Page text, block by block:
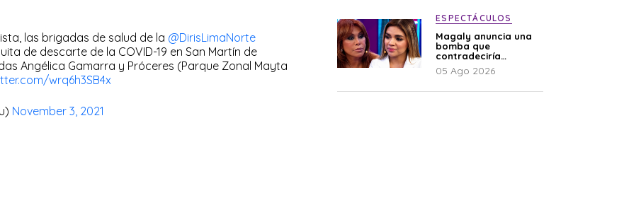
las brigadas de salud de la @DirisLimaNorte
de descarte de la COVID-19 en San Martín de
Angélica Gamarra y Próceres (Parque Zonal Mayta
wrq6h3SB4x
November 3, 2021
ESPECTÁCULOS
Magaly anuncia una
bomba que
contradeciría
comunicado de La
Bella Luz: “Hay un
05 Ago 2026